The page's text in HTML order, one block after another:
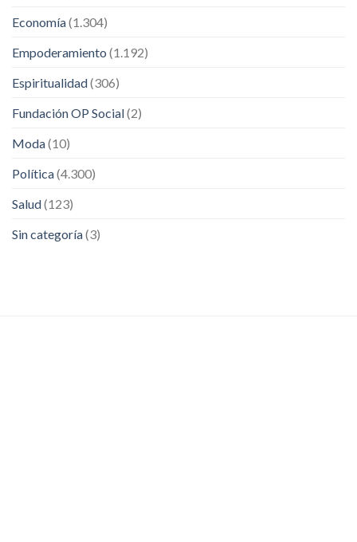
Economía(1.304)
Empoderamiento (1.192)
Espiritualidad(306)
Fundación OP Social(2)
Moda(10)
Política(4.300)
Salud(123)
Sin categoría(3)